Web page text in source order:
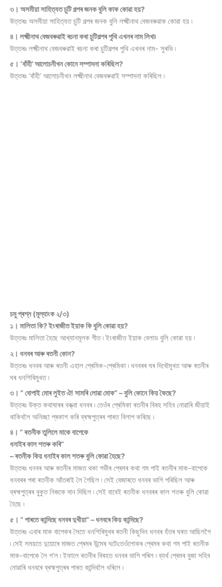
৩। অসমীয়া সাহিত্যত চুটি গল্পৰ জনক বুলি কাক কোৱা হয়?
উত্তৰঃ অসমীয়া সাহিত্যত চুটি গল্পৰ জনক বুলি লক্ষ্মীনাথ বেজবৰুৱাক কোৱা হয় ৷
৪। লক্ষ্মীনাথ বেজবৰুৱাই ৰচনা কৰা চুটিগল্পৰ পুথি এখনৰ নাম লিখা৷
উত্তৰঃ লক্ষ্মীনাথ বেজবৰুৱাই ৰচনা কৰা চুটিগল্পৰ পুথি এখনৰ নাম- সুৰভি ৷
৫। ‘বাঁহী’ আলোচনীখন কোনে সম্পাদনা কৰিছিল?
উত্তৰঃ ‘বাঁহী’ আলোচনীখন লক্ষ্মীনাথ বেজবৰুৱাই সম্পাদনা কৰিছিল ৷
চমু প্ৰশ্ন (মূল্যাংক ২/৩)
১। মালিতা কি? ইংৰাজীত ইয়াক কি বুলি কোৱা হয়?
উত্তৰঃ মালিতা হৈছে আখ্যানমূলক গীত ৷ ইংৰাজীত ইয়াক বেলাড বুলি কোৱা হয় ৷
২। ধনবৰ আৰু ৰতনী কোন?
উত্তৰঃ ধনবৰ আৰু ৰতনী এহাল প্ৰেমিক-প্ৰেমিকা ৷ ধনবৰৰ ঘৰ দিখৌমুখত আৰু ৰতনীৰ
ঘৰ ধনশিৰিমুখত ৷
৩। ” বোপাই মোৰ লুইত ঐ! সামৰি লোৱা মোক” – বুলি কোনে কিয় কৈছে?
উত্তৰঃ উক্ত কথাষাৰৰ বক্ত্বা ধনবৰ ৷ তেওঁৰ প্ৰেমিকা ৰতনীৰ বিৰহ সহিব নোৱাৰি জীয়াই
থাকিবলৈ অনিচ্ছা প্ৰকাশ কৰি ব্ৰহ্মপুত্ৰৰ পাৰত বিলাপ কৰিছে ৷
৪। ” ৰতনীক তুলিলে মাকে বাপেকে
ধনাইৰ কাল শতৰু কৰি”
– ৰতনীক কিয় ধনাইৰ কাল শতৰু বুলি কোৱা হৈছে?
উত্তৰঃ ধনবৰ আৰু ৰতনীৰ মাজত থকা গভীৰ প্ৰেমৰ কথা গম পাই ৰতনীৰ মাক-বাপেকে
ধনবৰৰ পৰা ৰতনীক আঁতৰাই লৈ গৈছিল ৷ সেই বেজাৰতে ধনবৰ ভাগি পৰিছিল আৰু
ব্ৰহ্মপুত্ৰৰ বুকুত নিজকে দান দিছিল ৷ সেই বাবেই ৰতনীক ধনবৰৰ কাল শতৰু বুলি কোৱা
হৈছে ৷
৫। ” পাৰতে কান্দিছে ধনবৰ দুখীয়া” – ধনবৰে কিয় কান্দিছে?
উত্তৰঃ এবাৰ মাক বাপেকৰ সৈতে ধনশিৰিমুখৰ ৰতনী কিছুদিন ধনবৰ হঁতৰ ঘৰত আছিলগৈ
৷ সেই সময়তে দুয়োৰে মাজত প্ৰেমৰ উন্মেষ ঘটে৷তেওঁলোকৰ প্ৰেমৰ কথা গম পাই ৰতনীক
মাক-বাপেকে লৈ গ’ল ৷ ইফালে ৰতনীৰ বিৰহত ধনবৰ ভাগি পৰিল ৷ ব্যৰ্থ প্ৰেমৰ বুজা সহিব
নোৱাৰি ধনবৰে ব্ৰহ্মপুত্ৰৰ পাৰত কান্দিবলৈ ধৰিলে ৷